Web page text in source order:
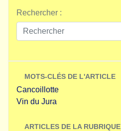
Rechercher :
MOTS-CLÉS DE L'ARTICLE
Cancoillotte
Vin du Jura
ARTICLES DE LA RUBRIQUE